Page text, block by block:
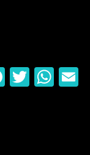
Twitter